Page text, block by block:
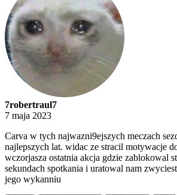
7robertraul7
7 maja 2023
Carva w tych najwazni9ejszych meczach
najlepszych lat. widac ze stracil motywacje
wczorjasza ostatnia akcja gdzie zablokowal
sekundach spotkania i uratowal nam
jego wykanniu